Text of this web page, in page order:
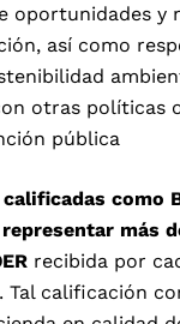
oportunidades y
así como
otras políticas
pública
como
más
recibida por
Tal calificación